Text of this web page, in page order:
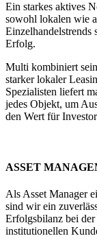
Ein starkes aktives
sowohl lokalen wie
Einzelhandelstrends
Erfolg.
Multi kombiniert
starker lokaler
Spezialisten liefert
jedes Objekt, um
den Wert für
ASSET
Als Asset Manager
sind wir ein
Erfolgsbilanz bei
institutionellen